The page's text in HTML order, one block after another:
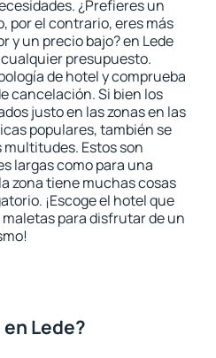
¿Prefieres un
por el contrario, eres más
y un precio bajo? en Lede
presupuesto.
de hotel y comprueba
cancelación. Si bien los
justo en las zonas en las
populares, también se
Estos son
largas como para una
zona tiene muchas cosas
¡Escoge el hotel que
para disfrutar de un
Lede?